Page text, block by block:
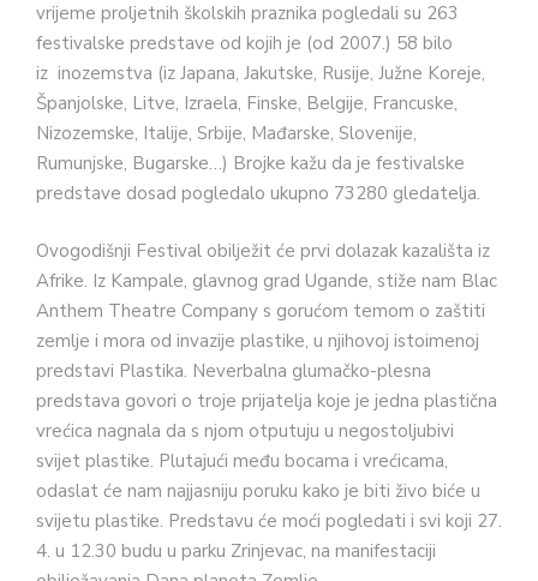
vrijeme proljetnih školskih praznika pogledali su 263
festivalske predstave od kojih je (od 2007.) 58 bilo
iz inozemstva (iz Japana, Jakutske, Rusije, Južne Koreje,
Španjolske, Litve, Izraela, Finske, Belgije, Francuske,
Nizozemske, Italije, Srbije, Mađarske, Slovenije,
Rumunjske, Bugarske…) Brojke kažu da je festivalske
predstave dosad pogledalo ukupno 73280 gledatelja.
Ovogodišnji Festival obilježit će prvi dolazak kazališta iz
Afrike. Iz Kampale, glavnog grad Ugande, stiže nam Blac
Anthem Theatre Company s gorućom temom o zaštiti
zemlje i mora od invazije plastike, u njihovoj istoimenoj
predstavi Plastika. Neverbalna glumačko-plesna
predstava govori o troje prijatelja koje je jedna plastična
vrećica nagnala da s njom otputuju u negostoljubivi
svijet plastike. Plutajući među bocama i vrećicama,
odaslat će nam najjasniju poruku kako je biti živo biće u
svijetu plastike. Predstavu će moći pogledati i svi koji 27.
4. u 12.30 budu u parku Zrinjevac, na manifestaciji